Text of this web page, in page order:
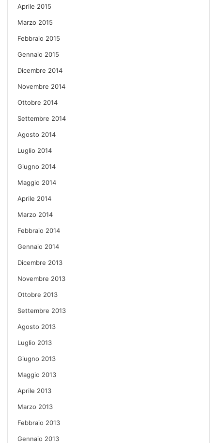
Aprile 2015
Marzo 2015
Febbraio 2015
Gennaio 2015
Dicembre 2014
Novembre 2014
Ottobre 2014
Settembre 2014
Agosto 2014
Luglio 2014
Giugno 2014
Maggio 2014
Aprile 2014
Marzo 2014
Febbraio 2014
Gennaio 2014
Dicembre 2013
Novembre 2013
Ottobre 2013
Settembre 2013
Agosto 2013
Luglio 2013
Giugno 2013
Maggio 2013
Aprile 2013
Marzo 2013
Febbraio 2013
Gennaio 2013